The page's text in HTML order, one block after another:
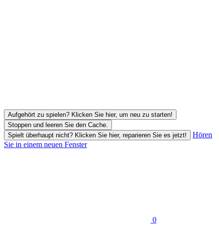
Aufgehört zu spielen? Klicken Sie hier, um neu zu starten!
Stoppen und leeren Sie den Cache.
Spielt überhaupt nicht? Klicken Sie hier, reparieren Sie es jetzt!
Hören
Sie in einem neuen Fenster
0